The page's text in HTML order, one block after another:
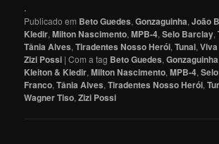
.
Publicado em Beto Guedes,Gonzaguinha,João
Kledir,Milton Nascimento,MPB-4,Selo Barclay,
Tânia Alves,Tiradentes Nosso Herói,Tunai,Viva
Zizi Possi |Com a tag Beto Guedes,Gonzaguinha
Kleiton & Kledir,Milton Nascimento,MPB-4,
Franco,Tânia Alves,Tiradentes Nosso Herói,
Wagner Tiso,Zizi Possi